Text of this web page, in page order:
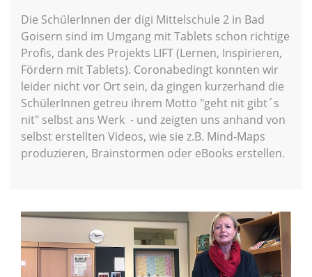
Die SchülerInnen der digi Mittelschule 2 in Bad
Goisern sind im Umgang mit Tablets schon richtige
Profis, dank des Projekts LIFT (Lernen, Inspirieren,
Fördern mit Tablets). Coronabedingt konnten wir
leider nicht vor Ort sein, da gingen kurzerhand die
SchülerInnen getreu ihrem Motto "geht nit gibt´s
nit" selbst ans Werk - und zeigten uns anhand von
selbst erstellten Videos, wie sie z.B. Mind-Maps
produzieren, Brainstormen oder eBooks erstellen.